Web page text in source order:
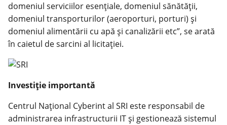
domeniul serviciilor esențiale, domeniul sănătății,
domeniul transporturilor (aeroporturi, porturi) și
domeniul alimentării cu apă și canalizării etc”, se arată
în caietul de sarcini al licitației.
Investiție importantă
Centrul Național Cyberint al SRI este responsabil de
administrarea infrastructurii IT și gestionează sistemul